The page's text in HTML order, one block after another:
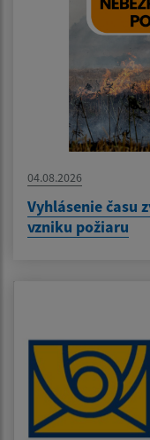
04.08.2026
Vyhlásenie času
vzniku požiaru